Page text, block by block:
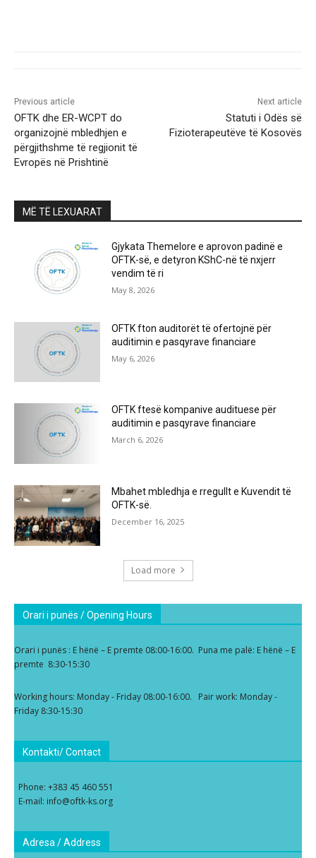
Previous article
OFTK dhe ER-WCPT do
organizojnë mbledhjen e
përgjithshme të regjionit të
Evropës në Prishtinë
Next article
Statuti i Odës së
Fizioterapeutëve të Kosovës
MË TË LEXUARAT
Gjykata Themelore e aprovon padinë e
OFTK-së, e detyron KShC-në të nxjerr
vendim të ri
May 8, 2026
OFTK fton auditorët të ofertojnë për
auditimin e pasqyrave financiare
May 6, 2026
OFTK ftesë kompanive audituese për
auditimin e pasqyrave financiare
March 6, 2026
Mbahet mbledhja e rregullt e Kuvendit të
OFTK-së.
December 16, 2025
Load more
Orari i punës / Opening Hours
Orari i punës : E hënë – E premte 08:00-16:00. Puna me palë: E hënë – E
premte 8:30-15:30
Working hours: Monday - Friday 08:00-16:00. Pair work: Monday -
Friday 8:30-15:30
Kontakti/ Contact
Phone: +383 45 460 551
E-mail: info@oftk-ks.org
Adresa / Address